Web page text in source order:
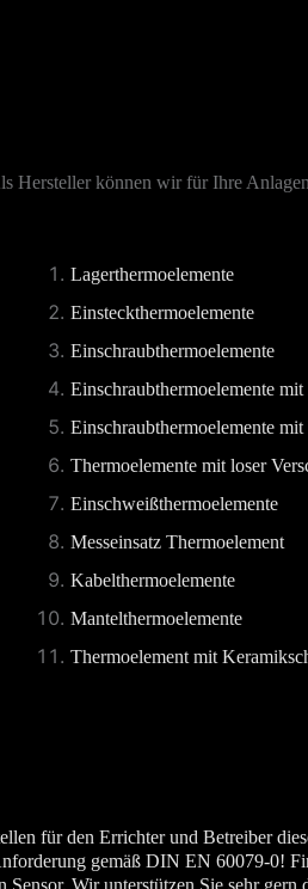
können wir für Ihre
Lagerthermoelemente
Einsteckthermoelemente
Einschraubthermoelemente
Einschraubthermoelemente
Einschraubthermoelemente
Thermoelemente mit loser
Einschweißthermoelemente
Messeinsatz Thermoelement
Kabelthermoelemente
Mantelthermoelemente
Thermoelement mit
für den Errichter und Betreiber
gemäß DIN EN 60079-0!